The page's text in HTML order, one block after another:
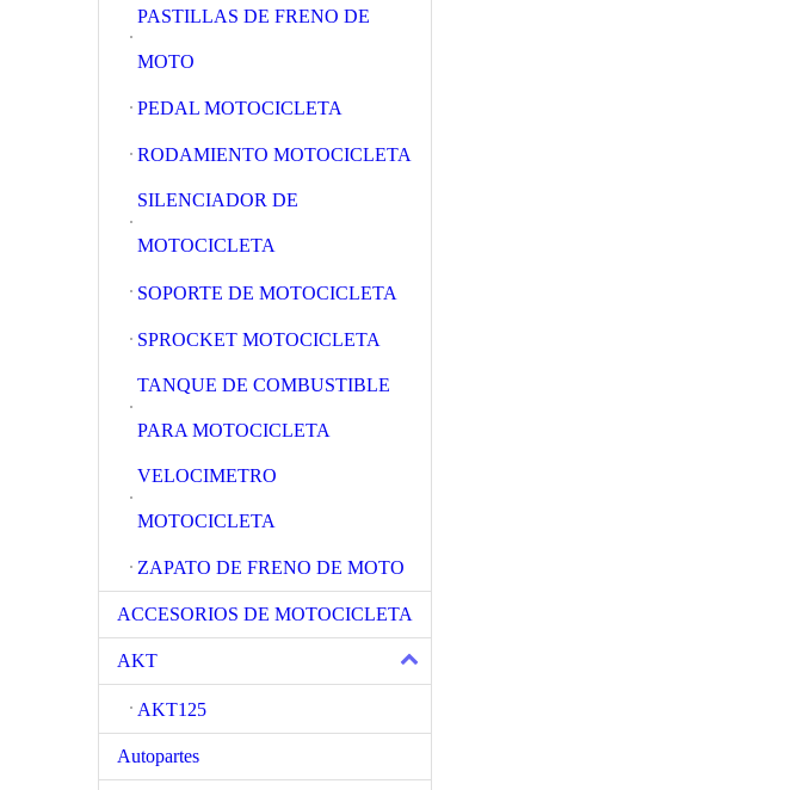
PASTILLAS DE FRENO DE
MOTO
PEDAL MOTOCICLETA
RODAMIENTO MOTOCICLETA
SILENCIADOR DE
MOTOCICLETA
SOPORTE DE MOTOCICLETA
SPROCKET MOTOCICLETA
TANQUE DE COMBUSTIBLE
PARA MOTOCICLETA
VELOCIMETRO
MOTOCICLETA
ZAPATO DE FRENO DE MOTO
ACCESORIOS DE MOTOCICLETA
AKT
AKT125
Autopartes